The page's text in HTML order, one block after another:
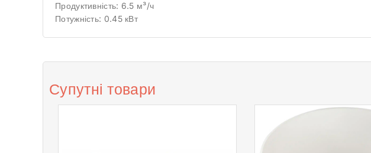
Продуктивність: 6.5 м³/ч
Потужність: 0.45 кВт
Супутні товари